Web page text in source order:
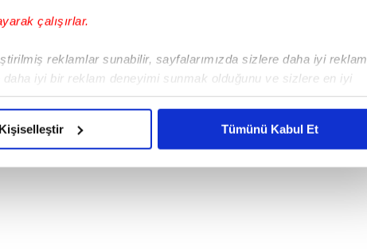
çalışırlar.
reklamlar sunabilir, sayfalarımızda sizlere daha iyi reklam
iyi bir reklam deneyimi sunmak olduğunu ve sizlere en iyi
ve bu noktada, reklamların maliyetlerimizi karşılamak
Kişiselleştir Tümünü Kabul Et